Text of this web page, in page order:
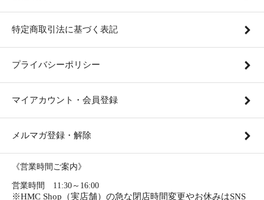
特定商取引法に基づく表記
プライバシーポリシー
マイアカウント・会員登録
メルマガ登録・解除
《営業時間ご案内》
営業時間 11:30～16:00
※HMC Shop（実店舗）の急な閉店時間変更やお休みはSNS